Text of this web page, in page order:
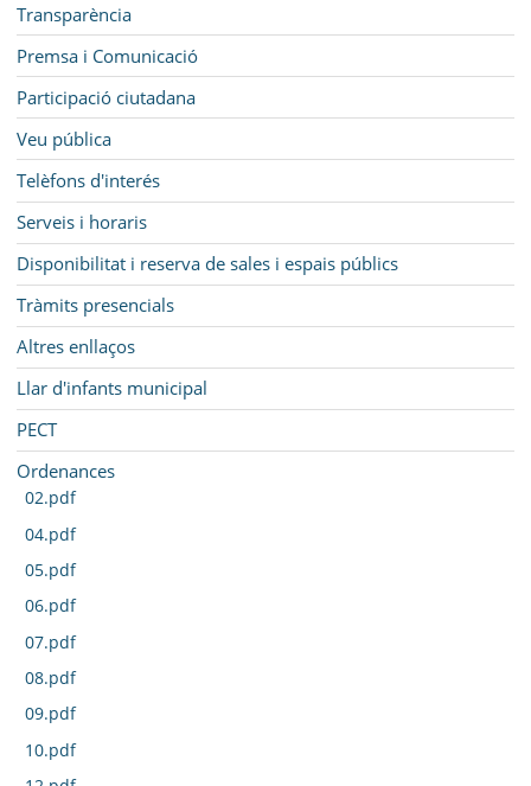
Transparència
Premsa i Comunicació
Participació ciutadana
Veu pública
Telèfons d'interés
Serveis i horaris
Disponibilitat i reserva de sales i espais públics
Tràmits presencials
Altres enllaços
Llar d'infants municipal
PECT
Ordenances
02.pdf
04.pdf
05.pdf
06.pdf
07.pdf
08.pdf
09.pdf
10.pdf